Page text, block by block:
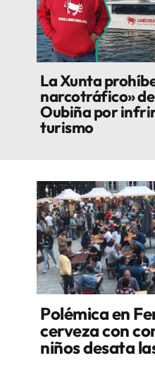
La Xunta
narcotráfico»
Oubiña por
turismo
Polémica en
cerveza con
niños desata